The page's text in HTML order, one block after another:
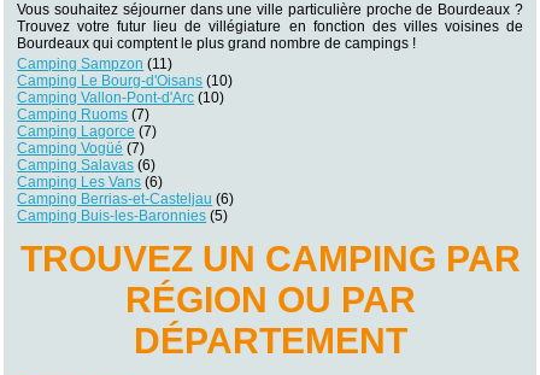
Vous souhaitez séjourner dans une ville particulière proche de Bourdeaux ?
Trouvez votre futur lieu de villégiature en fonction des villes voisines de
Bourdeaux qui comptent le plus grand nombre de campings !
Camping Sampzon (11)
Camping Le Bourg-d'Oisans (10)
Camping Vallon-Pont-d'Arc (10)
Camping Ruoms (7)
Camping Lagorce (7)
Camping Vogüé (7)
Camping Salavas (6)
Camping Les Vans (6)
Camping Berrias-et-Casteljau (6)
Camping Buis-les-Baronnies (5)
TROUVEZ UN CAMPING PAR
RÉGION OU PAR
DÉPARTEMENT